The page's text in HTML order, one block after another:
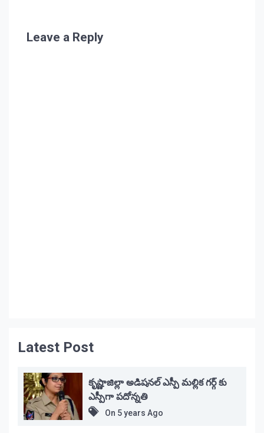
Leave a Reply
Latest Post
కృష్ణాజిల్లా అడిషనల్ ఎస్పీ మల్లిక గర్గ్ కు
ఎస్పీగా పదోన్నతి
On 5 years Ago